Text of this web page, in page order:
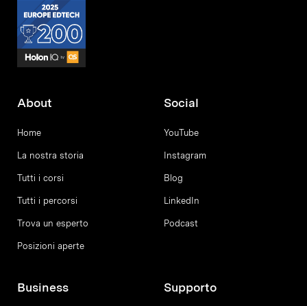
About
Home
La nostra storia
Tutti i corsi
Tutti i percorsi
Trova un esperto
Posizioni aperte
Social
YouTube
Instagram
Blog
LinkedIn
Podcast
Business Supporto